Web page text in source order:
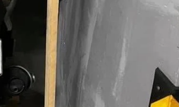
Xu hướng thị
trường
Tiêu dùng và dư
luận
Công nghệ